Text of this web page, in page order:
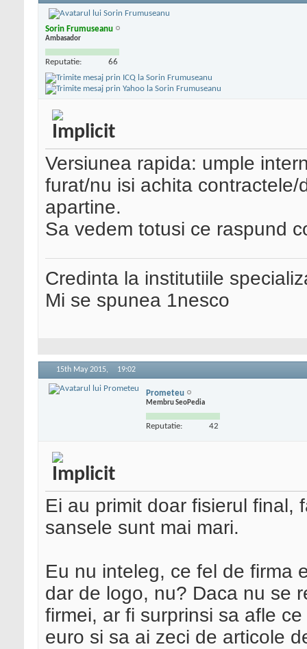
Sorin Frumuseanu
Ambasador
Reputatie: 66
Versiunea rapida: umple
furat/nu isi achita
apartine.
Sa vedem totusi ce raspund
Credinta la institutiile
Mi se spunea 1nesco
15th May 2015, 19:02
Prometeu
Membru SeoPedia
Reputatie: 42
Ei au primit doar fisierul final,
sansele sunt mai mari.
Eu nu inteleg, ce fel de firma
dar de logo, nu? Daca nu se
firmei, ar fi surprinsi sa afle
euro si sa ai zeci de articole